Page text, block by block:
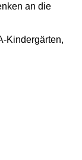
an die
Kindergärten,